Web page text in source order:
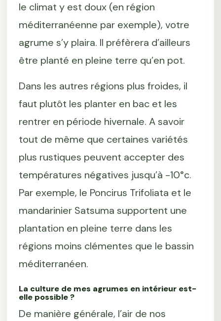
le climat y est doux (en région
méditerranéenne par exemple), votre
agrume s’y plaira. Il préfèrera d’ailleurs
être planté en pleine terre qu’en pot.
Dans les autres régions plus froides, il
faut plutôt les planter en bac et les
rentrer en période hivernale. A savoir
tout de même que certaines variétés
plus rustiques peuvent accepter des
températures négatives jusqu’à -10°c.
Par exemple, le Poncirus Trifoliata et le
mandarinier Satsuma supportent une
plantation en pleine terre dans les
régions moins clémentes que le bassin
méditerranéen.
La culture de mes agrumes en intérieur est-
elle possible ?
De manière générale, l’air de nos